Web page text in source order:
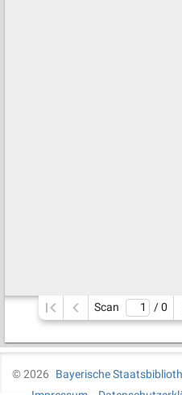
Scan / 0
©2026
Bayerische